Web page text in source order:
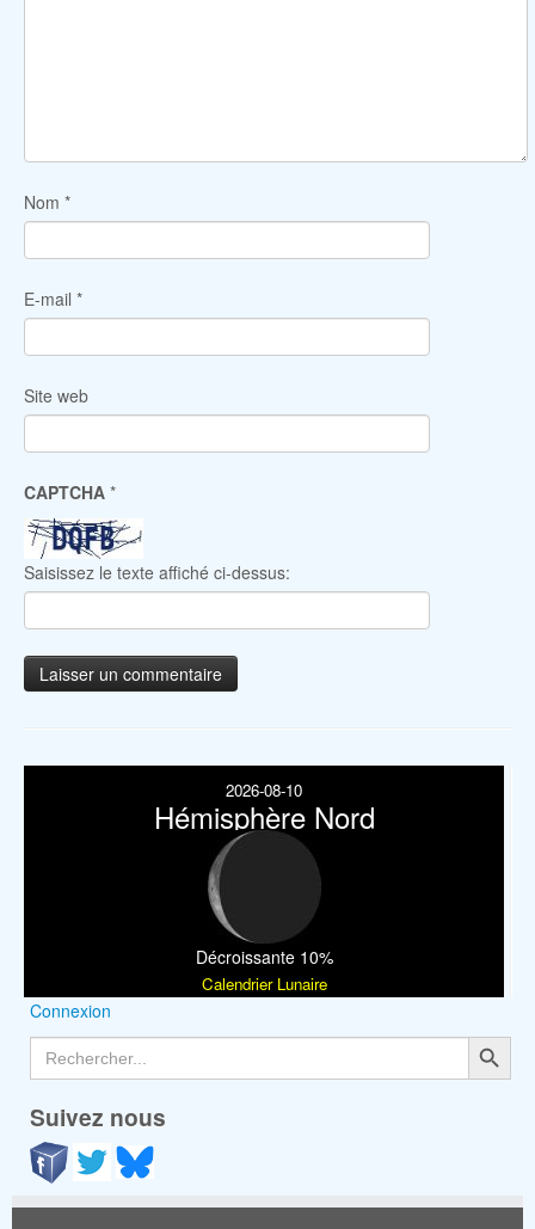
Nom *
E-mail *
Site web
CAPTCHA *
Saisissez le texte affiché ci-dessus:
2026-08-10
Hémisphère Nord
Décroissante 10%
Calendrier Lunaire
Connexion
Search
for:
Search Button
Suivez nous